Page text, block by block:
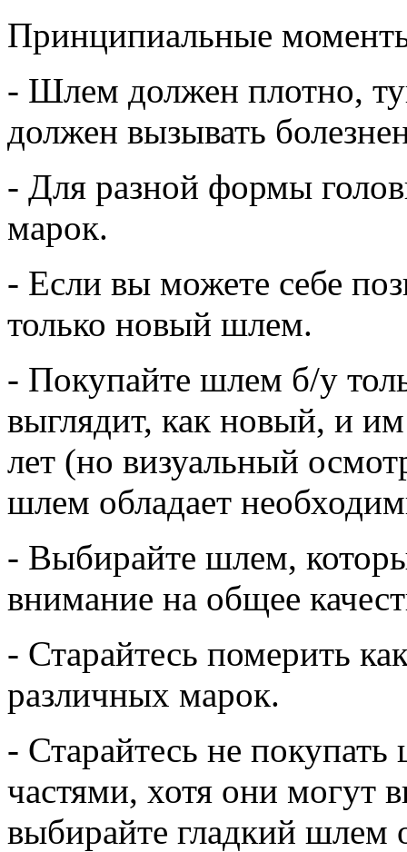
Принципиальные
- Шлем должен плотно,
должен вызывать
- Для разной формы
марок.
- Если вы можете себе
только новый шлем.
- Покупайте шлем б/у
выглядит, как новый, и
лет (но визуальный
шлем обладает
- Выбирайте шлем,
внимание на общее
- Старайтесь померить
различных марок.
- Старайтесь не
частями, хотя они могут
выбирайте гладкий шлем